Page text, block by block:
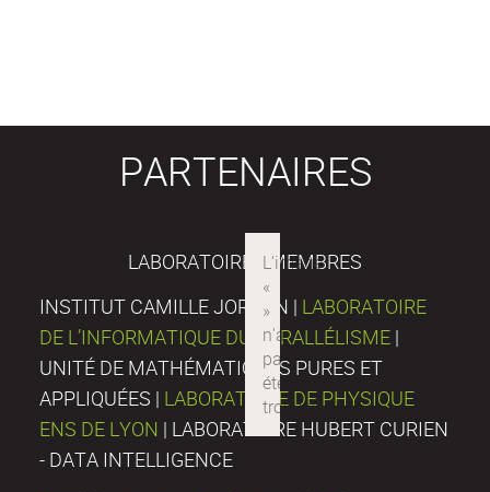
PARTENAIRES
LABORATOIRES MEMBRES
INSTITUT CAMILLE JORDAN | LABORATOIRE
DE L’INFORMATIQUE DU PARALLÉLISME |
UNITÉ DE MATHÉMATIQUES PURES ET
APPLIQUÉES | LABORATOIRE DE PHYSIQUE
ENS DE LYON | LABORATOIRE HUBERT CURIEN
- DATA INTELLIGENCE